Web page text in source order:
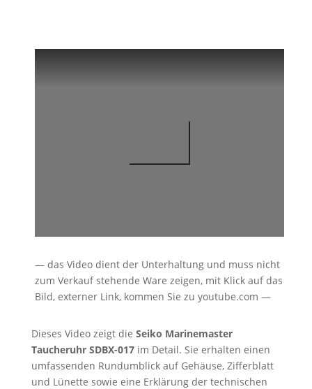
— das Video dient der Unterhaltung und muss nicht
zum Verkauf stehende Ware zeigen, mit Klick auf das
Bild, externer Link, kommen Sie zu youtube.com —
Dieses Video zeigt die Seiko Marinemaster
Taucheruhr SDBX-017im Detail. Sie erhalten einen
umfassenden Rundumblick auf Gehäuse, Zifferblatt
und Lünette sowie eine Erklärung der technischen